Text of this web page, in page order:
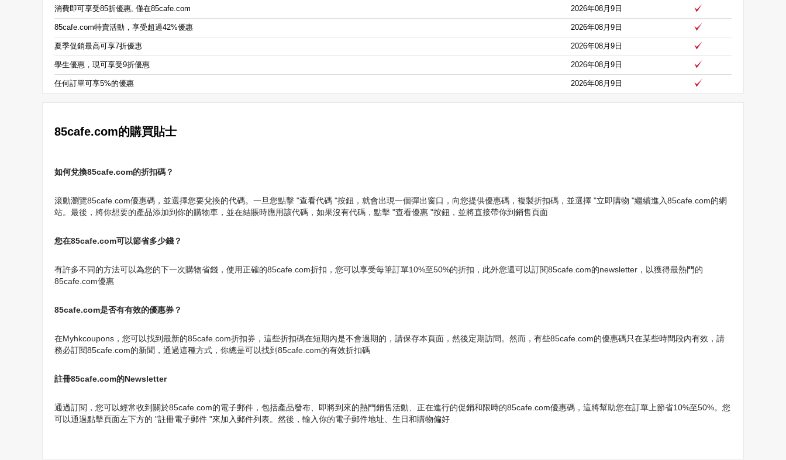
消費即可享受85折優惠, 僅在85cafe.com 2026年08月9日
85cafe.com特賣活動，享受超過42%優惠 2026年08月9日
夏季促銷最高可享7折優惠 2026年08月9日
學生優惠，現可享受9折優惠 2026年08月9日
任何訂單可享5%的優惠 2026年08月9日
85cafe.com的購買貼士
如何兌換85cafe.com的折扣碼？
滾動瀏覽85cafe.com優惠碼，並選擇您要兌換的代碼。一旦您點擊 "查看代碼 "按鈕，就會出現一個彈出窗口，向您提供優惠碼，複製折扣碼，並選擇 "立即購物 "繼續進入85cafe.com的網
站。最後，將你想要的產品添加到你的購物車，並在結賬時應用該代碼，如果沒有代碼，點擊 "查看優惠 "按鈕，並將直接帶你到銷售頁面
您在85cafe.com可以節省多少錢？
有許多不同的方法可以為您的下一次購物省錢，使用正確的85cafe.com折扣，您可以享受每筆訂單10%至50%的折扣，此外您還可以訂閱85cafe.com的newsletter，以獲得最熱門的
85cafe.com優惠
85cafe.com是否有有效的優惠券？
在Myhkcoupons，您可以找到最新的85cafe.com折扣券，這些折扣碼在短期內是不會過期的，請保存本頁面，然後定期訪問。然而，有些85cafe.com的優惠碼只在某些時間段內有效，請
務必訂閱85cafe.com的新聞，通過這種方式，你總是可以找到85cafe.com的有效折扣碼
註冊85cafe.com的Newsletter
通過訂閱，您可以經常收到關於85cafe.com的電子郵件，包括產品發布、即將到來的熱門銷售活動、正在進行的促銷和限時的85cafe.com優惠碼，這將幫助您在訂單上節省10%至50%。您
可以通過點擊頁面左下方的 "註冊電子郵件 "來加入郵件列表。然後，輸入你的電子郵件地址、生日和購物偏好